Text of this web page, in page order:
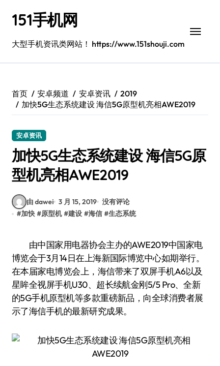
151手机网
大型手机资讯类网站！ https://www.151shouji.com
首页 安卓频道 安卓资讯
2019
加快5G生态系统建设 海信5G原型机亮相AWE2019
安卓资讯
加快5G生态系统建设 海信5G原
型机亮相AWE2019
由 dawei 3 月 15, 2019 没有评论
#加快 #原型机 #建设 #海信 #生态系统
由中国家用电器协会主办的AWE2019中国家电
博览会于3月14日在上海新国际博览中心如期举行。
在本届家电博览会上，海信带来了双屏手机A6以及
星眸全视屏手机U30、超长续航金刚5/5 Pro、全新
的5G手机原型机等多款重磅新品，向全球消费者展
示了海信手机的最新研究成果。